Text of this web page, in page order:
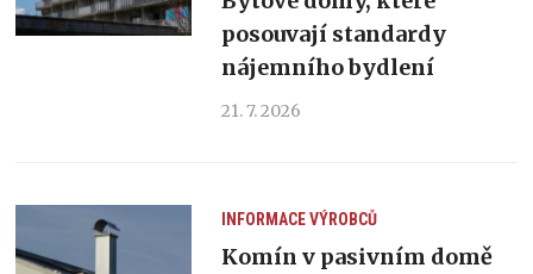
posouvají standardy
nájemního bydlení
21. 7. 2026
INFORMACE VÝROBCŮ
Komín v pasivním domě